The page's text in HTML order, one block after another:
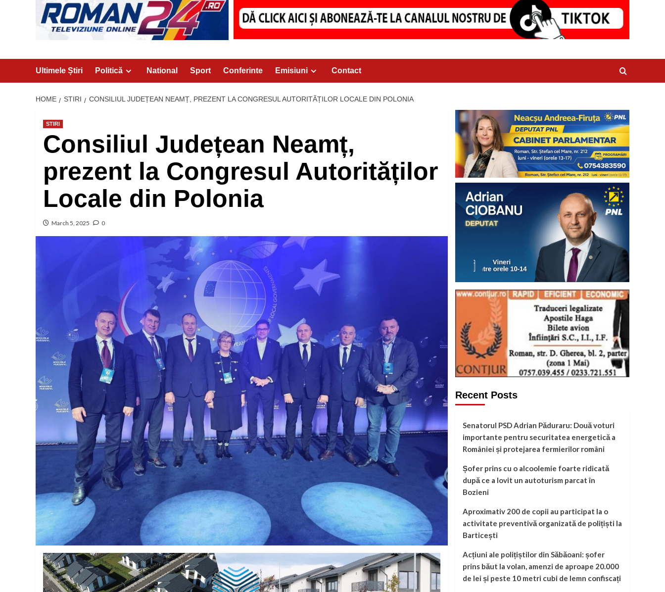
Ultimele Știri Politică National Sport Conferinte Emisiuni Contact
HOME STIRI CONSILIUL JUDEȚEAN NEAMȚ, PREZENT LA CONGRESUL AUTORITĂȚILOR LOCALE DIN POLONIA
STIRI
Consiliul Județean Neamț,
prezent la Congresul Autorităților
Locale din Polonia
March 5, 2025 0
Recent Posts
Senatorul PSD Adrian Păduraru: Două voturi
importante pentru securitatea energetică a
României și protejarea fermierilor români
Șofer prins cu o alcoolemie foarte ridicată
după ce a lovit un autoturism parcat în
Bozieni
Aproximativ 200 de copii au participat la o
activitate preventivă organizată de polițiști la
Barticești
Acțiuni ale polițiștilor din Săbăoani: șofer
prins băut la volan, amenzi de aproape 20.000
de lei și peste 10 metri cubi de lemn confiscați